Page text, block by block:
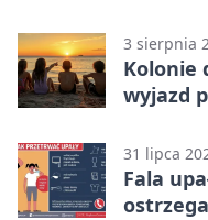
3 sierpnia
Kolonie
wyjazd
31 lipca
Fala